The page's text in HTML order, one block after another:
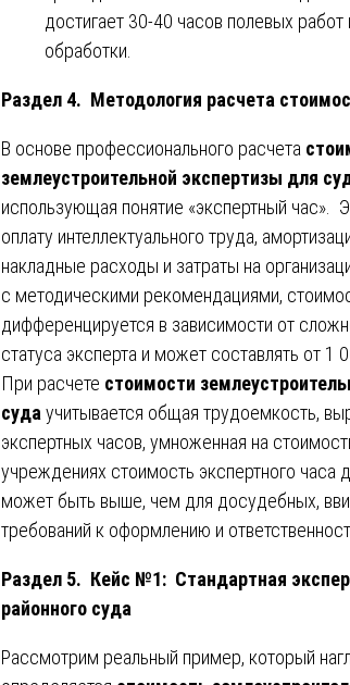
достигает 30-40 часов полевых
обработки.
Раздел 4. Методология расчета
В основе профессионального расчета
землеустроительной экспертизы для
использующая понятие «экспертный час».
оплату интеллектуального труда,
накладные расходы и затраты на
с методическими рекомендациями,
дифференцируется в зависимости от
статуса эксперта и может составлять от 1
При расчете стоимости
судаучитывается общая трудоемкость,
экспертных часов, умноженная на
учреждениях стоимость экспертного часа
может быть выше, чем для досудебных,
требований к оформлению и
Раздел 5. Кейс №1: Стандартная
районного суда
Рассмотрим реальный пример, который